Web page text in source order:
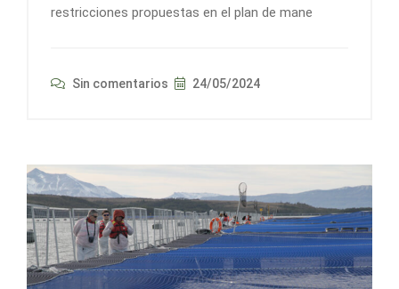
restricciones propuestas en el plan de mane
Sin comentarios 24/05/2024